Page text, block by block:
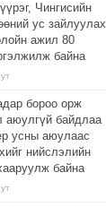
Чингисийн
ус зайлуулах
ажил 80
байна
бороо орж
аюулгүй байдлаа
усны аюулаас
нийслэлийн
байна